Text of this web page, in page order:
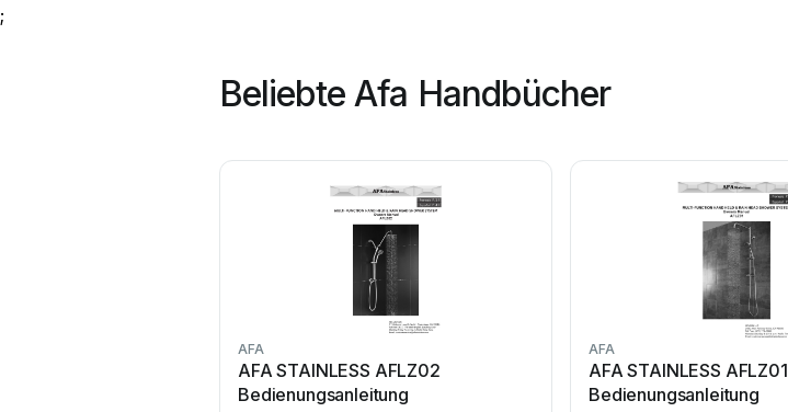
;
Beliebte Afa Handbücher
AFA
AFA STAINLESS AFLZ02
Bedienungsanleitung
AFA
AFA STAINLESS AFLZ01
Bedienungsanleitung